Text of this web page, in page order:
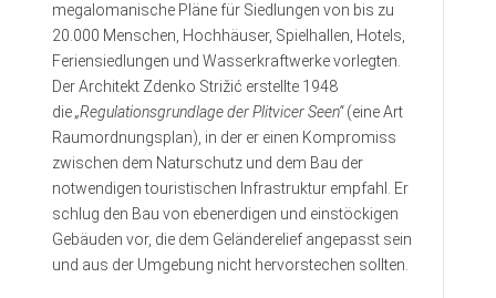
megalomanische Pläne für Siedlungen von bis zu
20.000 Menschen, Hochhäuser, Spielhallen, Hotels,
Feriensiedlungen und Wasserkraftwerke vorlegten.
Der Architekt Zdenko Strižić erstellte 1948
die„Regulationsgrundlage der Plitvicer Seen“ (eine Art
Raumordnungsplan), in der er einen Kompromiss
zwischen dem Naturschutz und dem Bau der
notwendigen touristischen Infrastruktur empfahl. Er
schlug den Bau von ebenerdigen und einstöckigen
Gebäuden vor, die dem Geländerelief angepasst sein
und aus der Umgebung nicht hervorstechen sollten.